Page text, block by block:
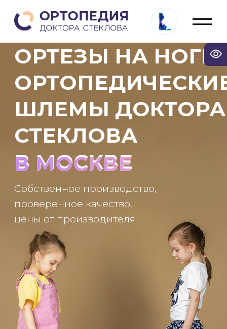
ОРТЕЗЫ НА НОГИ И
ОРТОПЕДИЧЕСКИЕ
ШЛЕМЫ ДОКТОРА
В МОСКВЕ
В МОСКВЕ
Получить консультацию
Собственное производство,
проверенное качество,
цены от производителя